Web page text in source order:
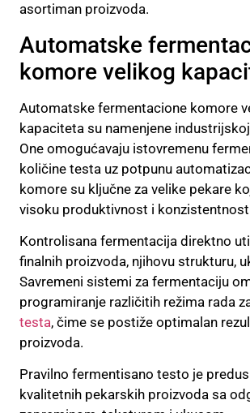
asortiman proizvoda.
Automatske
komore velikog
Automatske fermentacione komore
kapaciteta su namenjene
One omogućavaju istovremenu
količine testa uz potpunu
komore su ključne za velike pekare
visoku produktivnost i
Kontrolisana fermentacija direktno
finalnih proizvoda, njihovu strukturu,
Savremeni sistemi za fermentaciju
programiranje različitih režima rada
testa, čime se postiže optimalan
proizvoda.
Pravilno fermentisano testo je
kvalitetnih pekarskih proizvoda sa